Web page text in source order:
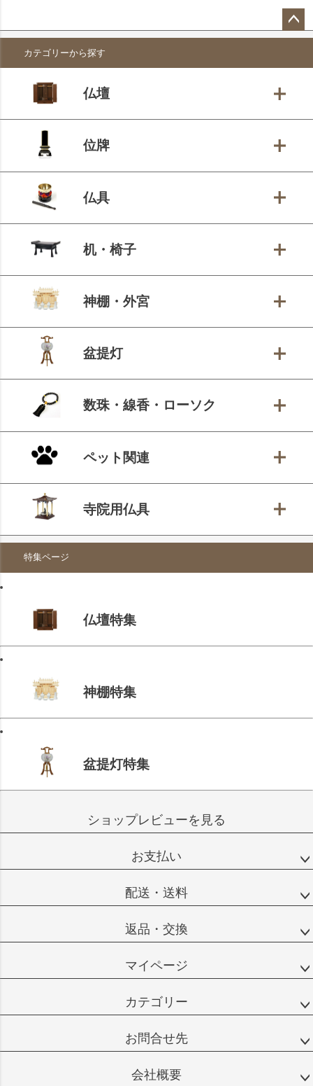
ペー
ップ
カテゴリーから探す
仏壇
位牌
仏具
机・椅子
神棚・外宮
盆提灯
数珠・線香・ローソク
ペット関連
寺院用仏具
特集ページ
仏壇特集
神棚特集
盆提灯特集
ショップレビューを見る
お支払い
配送・送料
返品・交換
マイページ
カテゴリー
お問合せ先
会社概要